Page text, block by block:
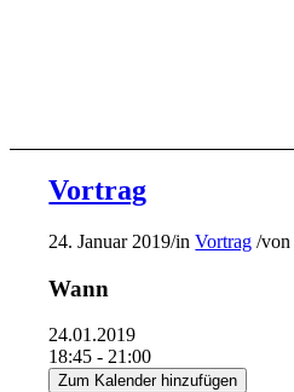
Vortrag
24. Januar 2019/inVortrag /von
Wann
24.01.2019
18:45 - 21:00
Zum Kalender hinzufügen